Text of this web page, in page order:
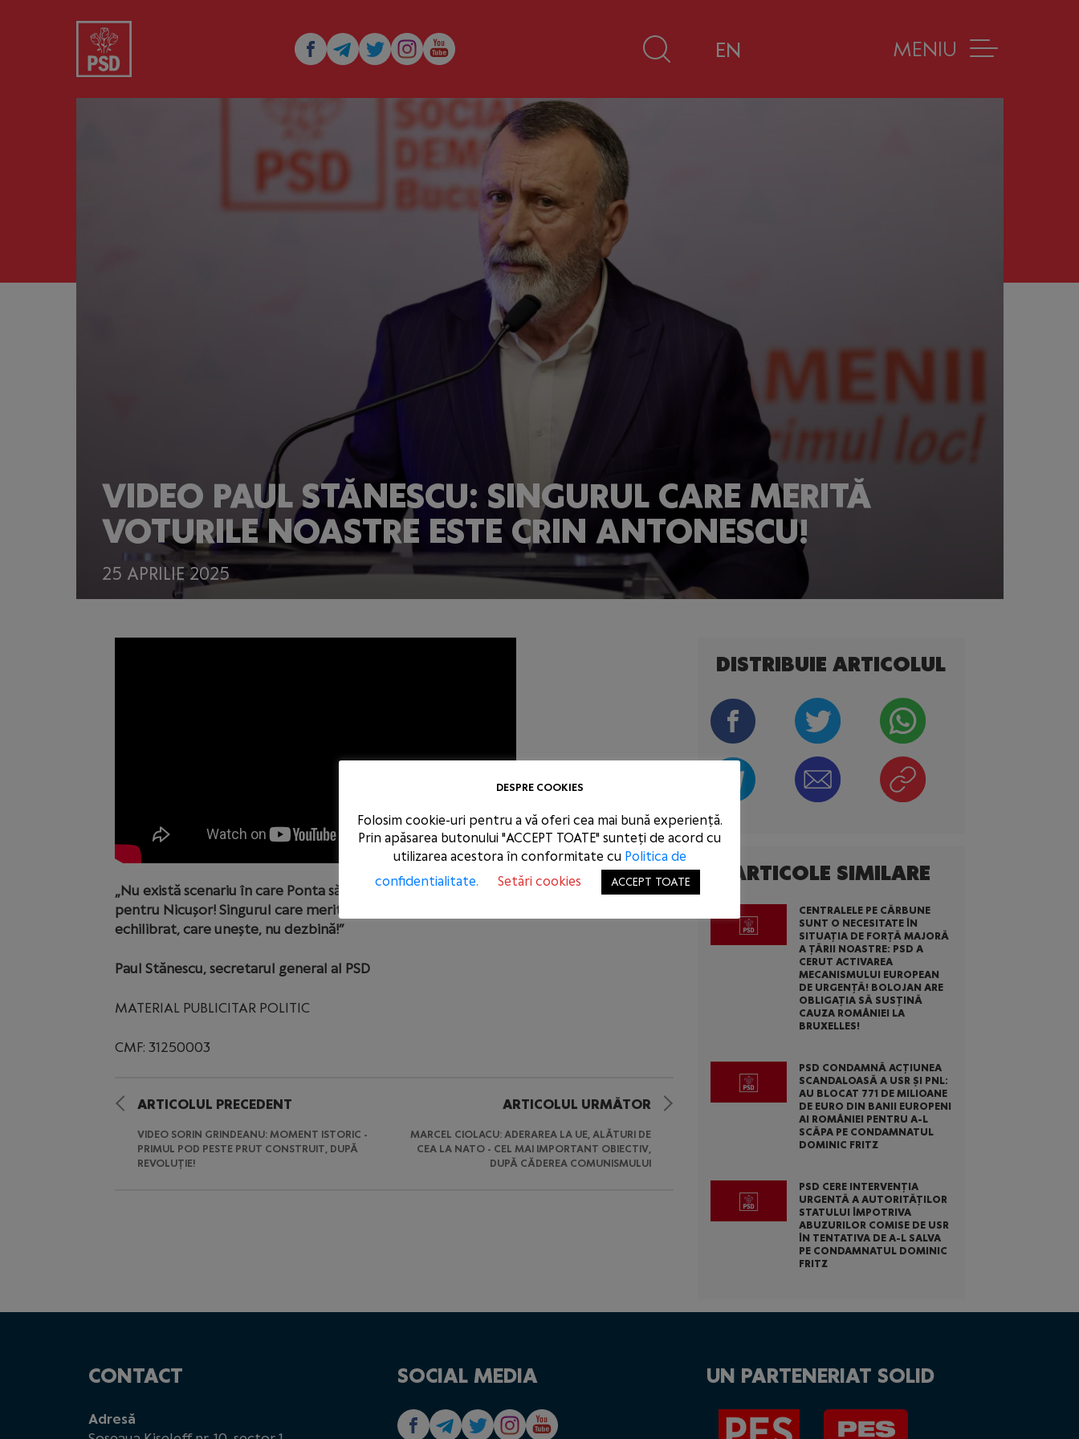
EN MENIU
25 APRILIE 2025
VIDEO PAUL STĂNESCU: SINGURUL CARE MERITĂ
VOTURILE NOASTRE ESTE CRIN ANTONESCU!
„Nu există scenariu în care Ponta să câștige. Iar un vot pentru Ponta e de fapt un vot
pentru Nicușor! Singurul care merită voturile noastre este Crin Antonescu, un om
echilibrat, care unește, nu dezbină!”
Paul Stănescu, secretarul general al PSD
MATERIAL PUBLICITAR POLITIC
CMF: 31250003
ARTICOLUL PRECEDENT
VIDEO SORIN GRINDEANU: MOMENT ISTORIC -
PRIMUL POD PESTE PRUT CONSTRUIT, DUPĂ
REVOLUŢIE!
ARTICOLUL URMĂTOR
MARCEL CIOLACU: ADERAREA LA UE, ALĂTURI DE
CEA LA NATO - CEL MAI IMPORTANT OBIECTIV,
DUPĂ CĂDEREA COMUNISMULUI
ARTICOLE SIMILARE
CENTRALELE PE CĂRBUNE
SUNT O NECESITATE ÎN
SITUAȚIA DE FORȚĂ MAJORĂ
A ȚĂRII NOASTRE: PSD A
CERUT ACTIVAREA
MECANISMULUI EUROPEAN
DE URGENȚĂ! BOLOJAN ARE
OBLIGAȚIA SĂ SUSȚINĂ
CAUZA ROMÂNIEI LA
BRUXELLES!
PSD CONDAMNĂ ACȚIUNEA
SCANDALOASĂ A USR ȘI PNL:
AU BLOCAT 771 DE MILIOANE
DE EURO DIN BANII EUROPENI
AI ROMÂNIEI PENTRU A-L
SCĂPA PE CONDAMNATUL
DOMINIC FRITZ
PSD CERE INTERVENȚIA
URGENTĂ A AUTORITĂȚILOR
STATULUI ÎMPOTRIVA
ABUZURILOR COMISE DE USR
ÎN TENTATIVA DE A-L SALVA
PE CONDAMNATUL DOMINIC
FRITZ
DISTRIBUIE ARTICOLUL
CONTACT
Adresă
SOCIAL MEDIA UN PARTENERIAT SOLID
DESPRE COOKIES
Folosim cookie-uri pentru a vă oferi cea mai bună experiență.
Prin apăsarea butonului "ACCEPT TOATE" sunteți de acord cu
utilizarea acestora în conformitate cu Politica de
confidentialitate.
Setări cookies ACCEPT TOATE